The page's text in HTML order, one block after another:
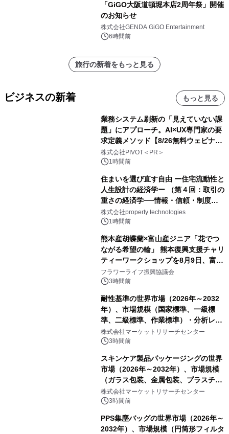
「GiGO大阪道頓堀本店2周年祭」開催
のお知らせ
株式会社GENDA GiGO Entertainment
6時間前
旅行の新着をもっと見る
ビジネスの新着 もっと見る
業務システム刷新の「見えていない課
題」にアプローチ。AI×UX専門家の要
求定義メソッド【8/26無料ウェビナ
ー】株式会社PIVOT
株式会社PIVOT＜PR＞
1時間前
住まいを選び直す自由 ー住宅流動性と
人生設計の経済学ー （第４回：取引の
重さの経済学──情報・信頼・制度を
PropTechはどう組み替えるか）｜
PropTech-Lab
株式会社property technologies
1時間前
熊本産胡蝶蘭×富山産ジニア「花でつ
ながる希望の輪」 熊本復興支援チャリ
ティーワークショップを8月9日、富
山・射水で開催
フラワーライフ振興協議会
3時間前
耐性基準の世界市場（2026年～2032
年）、市場規模（国家標準、一級標
準、二級標準、作業標準）・分析レポ
ートを発表
株式会社マーケットリサーチセンター
3時間前
スキンケア製品パッケージングの世界
市場（2026年～2032年）、市場規模
（ガラス包装、金属包装、プラスチッ
ク包装、その他）・分析レポートを発
表
株式会社マーケットリサーチセンター
3時間前
PPS集塵バッグの世界市場（2026年～
2032年）、市場規模（円筒形フィルタ